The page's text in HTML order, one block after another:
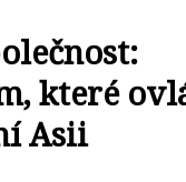
které
Asii